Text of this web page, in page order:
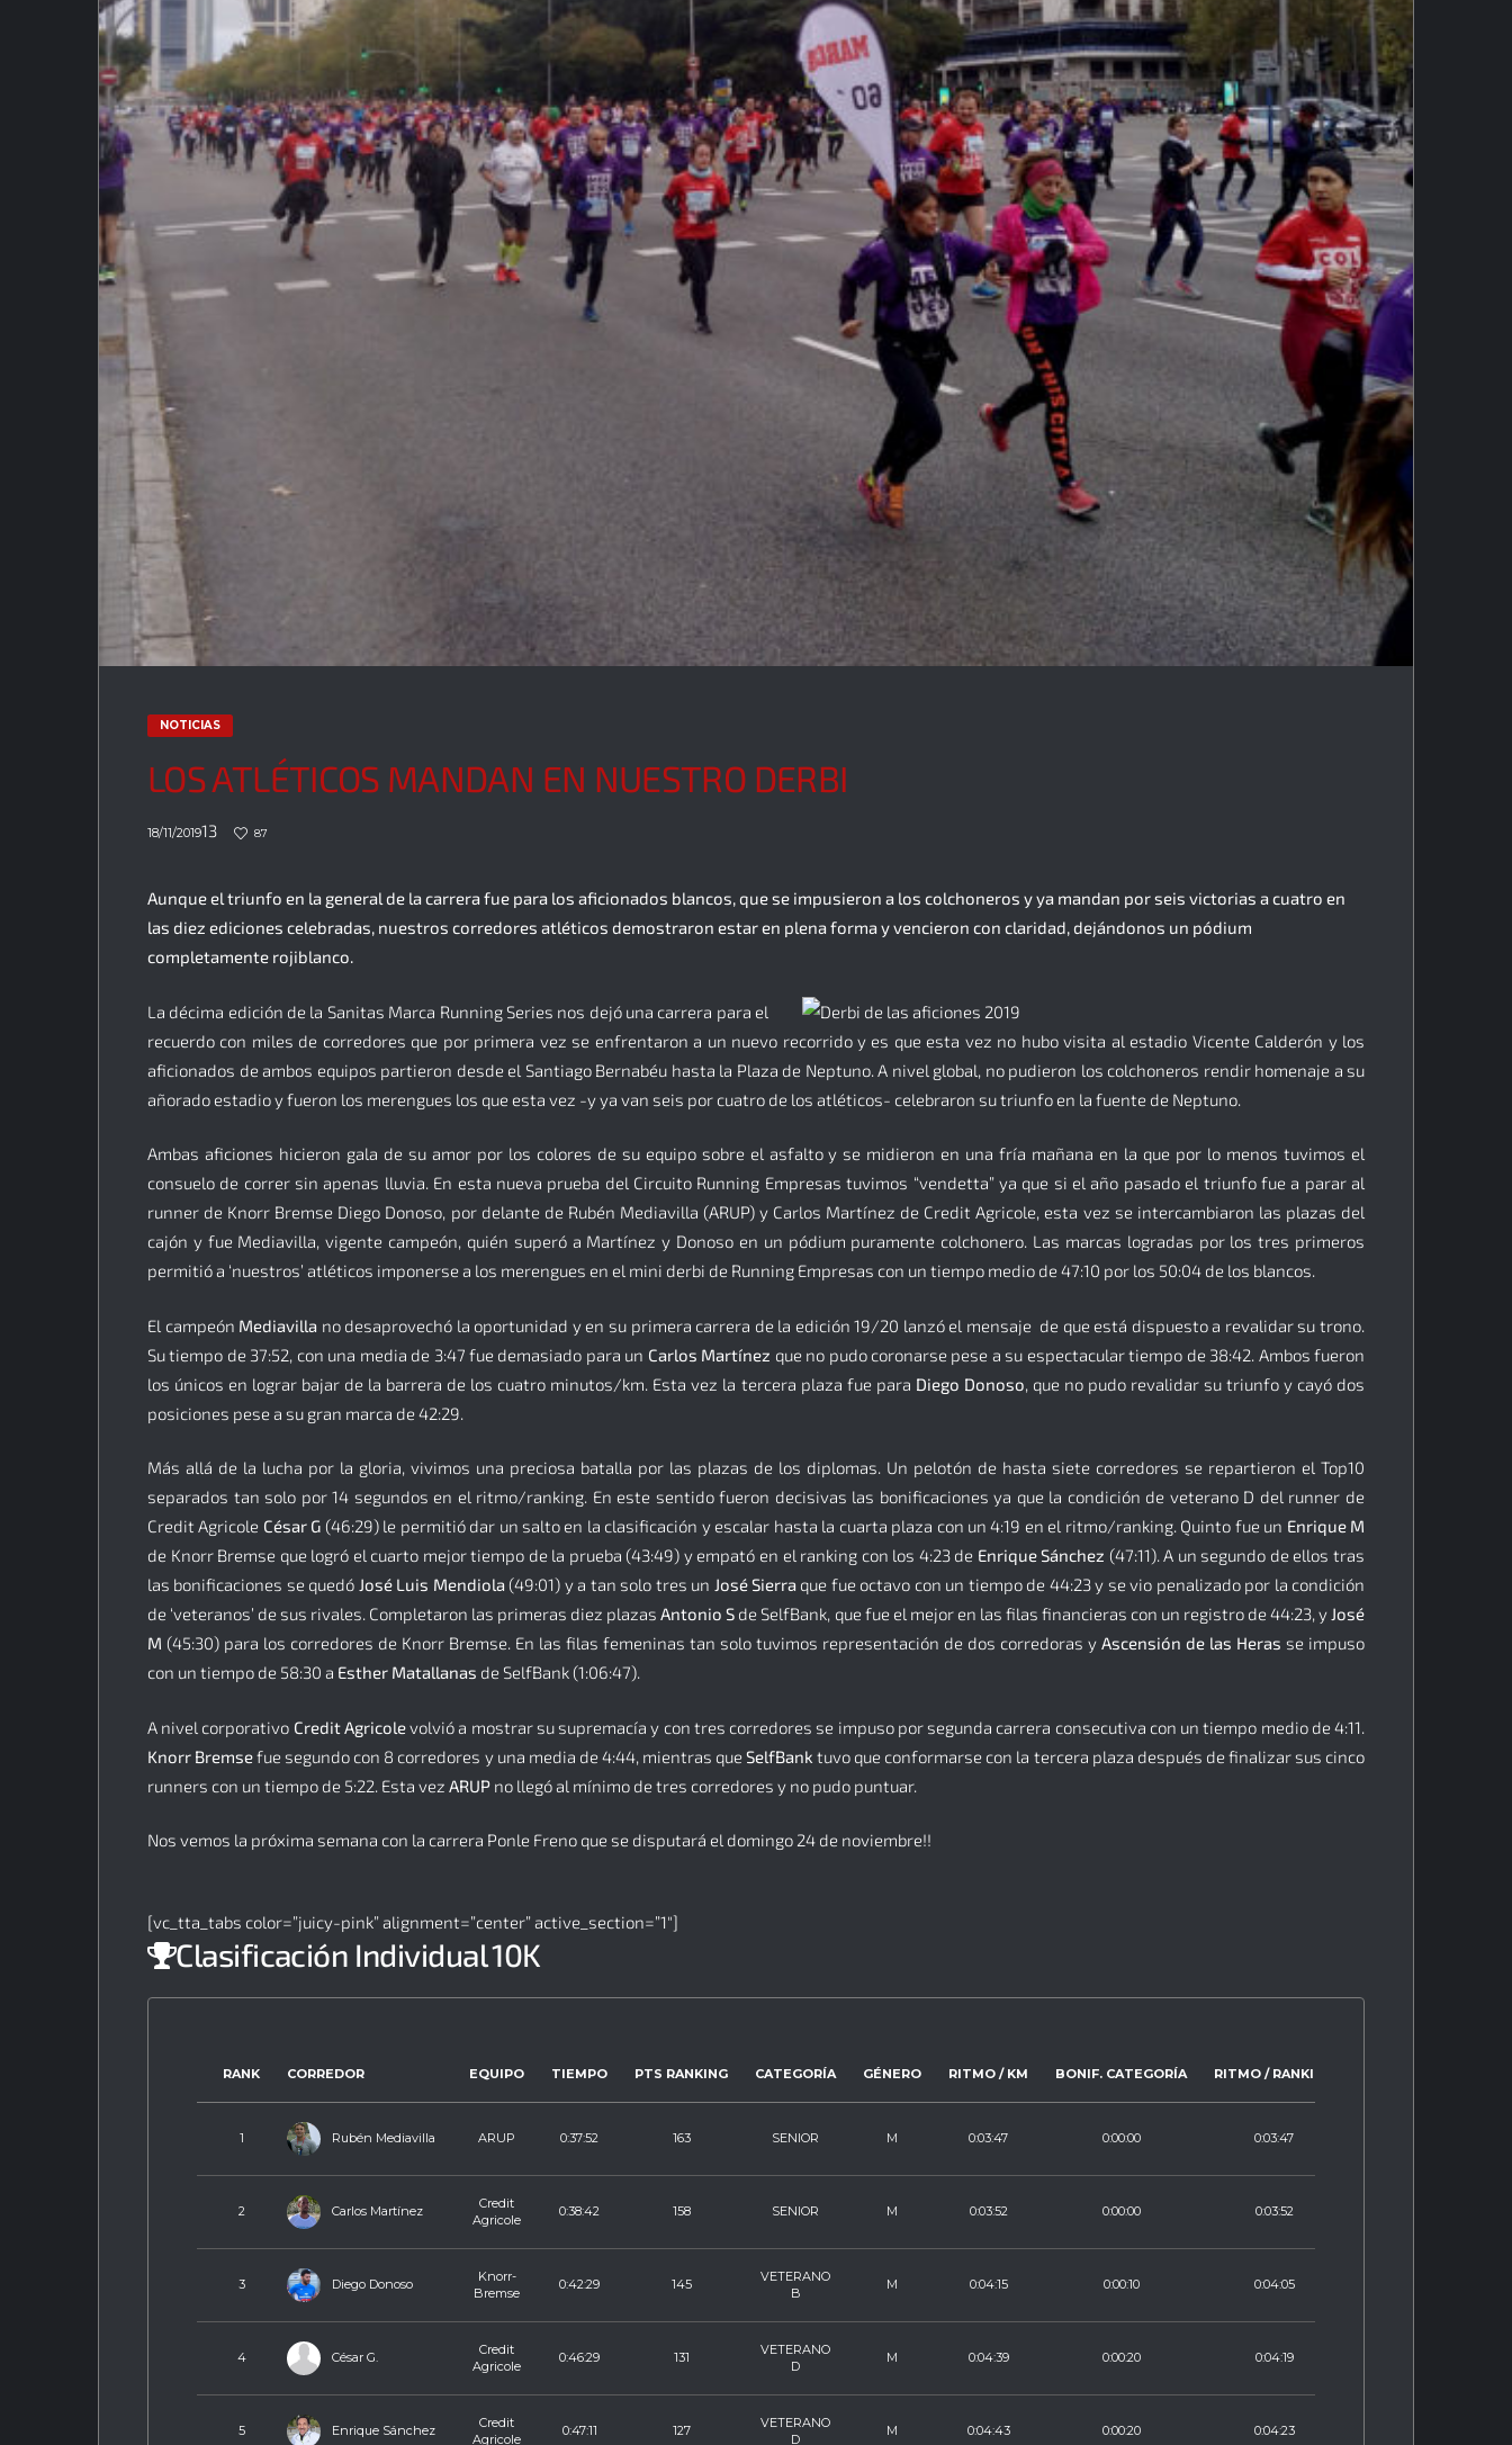
NOTICIAS
LOS ATLÉTICOS MANDAN EN NUESTRO DERBI
18/11/201913 87
Aunque el triunfo en la general de la carrera fue para los aficionados blancos, que se impusieron a los colchoneros y ya mandan por seis victorias a cuatro en
las diez ediciones celebradas, nuestros corredores atléticos demostraron estar en plena forma y vencieron con claridad, dejándonos un pódium
completamente rojiblanco.
La décima edición de la Sanitas Marca Running Series nos dejó una carrera para el
recuerdo con miles de corredores que por primera vez se enfrentaron a un nuevo recorrido y es que esta vez no hubo visita al estadio Vicente Calderón y los
aficionados de ambos equipos partieron desde el Santiago Bernabéu hasta la Plaza de Neptuno. A nivel global, no pudieron los colchoneros rendir homenaje a su
añorado estadio y fueron los merengues los que esta vez -y ya van seis por cuatro de los atléticos- celebraron su triunfo en la fuente de Neptuno.
Ambas aficiones hicieron gala de su amor por los colores de su equipo sobre el asfalto y se midieron en una fría mañana en la que por lo menos tuvimos el
consuelo de correr sin apenas lluvia. En esta nueva prueba del Circuito Running Empresas tuvimos “vendetta” ya que si el año pasado el triunfo fue a parar al
runner de Knorr Bremse Diego Donoso, por delante de Rubén Mediavilla (ARUP) y Carlos Martínez de Credit Agricole, esta vez se intercambiaron las plazas del
cajón y fue Mediavilla, vigente campeón, quién superó a Martínez y Donoso en un pódium puramente colchonero. Las marcas logradas por los tres primeros
permitió a ‘nuestros’ atléticos imponerse a los merengues en el mini derbi de Running Empresas con un tiempo medio de 47:10 por los 50:04 de los blancos.
El campeón Mediavilla no desaprovechó la oportunidad y en su primera carrera de la edición 19/20 lanzó el mensaje de que está dispuesto a revalidar su trono.
Su tiempo de 37:52, con una media de 3:47 fue demasiado para un Carlos Martínez que no pudo coronarse pese a su espectacular tiempo de 38:42. Ambos fueron
los únicos en lograr bajar de la barrera de los cuatro minutos/km. Esta vez la tercera plaza fue para Diego Donoso, que no pudo revalidar su triunfo y cayó dos
posiciones pese a su gran marca de 42:29.
Más allá de la lucha por la gloria, vivimos una preciosa batalla por las plazas de los diplomas. Un pelotón de hasta siete corredores se repartieron el Top10
separados tan solo por 14 segundos en el ritmo/ranking. En este sentido fueron decisivas las bonificaciones ya que la condición de veterano D del runner de
Credit Agricole César G (46:29) le permitió dar un salto en la clasificación y escalar hasta la cuarta plaza con un 4:19 en el ritmo/ranking. Quinto fue un Enrique M
de Knorr Bremse que logró el cuarto mejor tiempo de la prueba (43:49) y empató en el ranking con los 4:23 de Enrique Sánchez (47:11). A un segundo de ellos tras
las bonificaciones se quedó José Luis Mendiola(49:01) y a tan solo tres un José Sierra que fue octavo con un tiempo de 44:23 y se vio penalizado por la condición
de ‘veteranos’ de sus rivales. Completaron las primeras diez plazasAntonio S de SelfBank, que fue el mejor en las filas financieras con un registro de 44:23, y José
M (45:30) para los corredores de Knorr Bremse. En las filas femeninas tan solo tuvimos representación de dos corredoras y Ascensión de las Heras se impuso
con un tiempo de 58:30 a Esther Matallanas de SelfBank (1:06:47).
A nivel corporativo Credit Agricolevolvió a mostrar su supremacía y con tres corredores se impuso por segunda carrera consecutiva con un tiempo medio de 4:11.
Knorr Bremsefue segundo con 8 corredores y una media de 4:44, mientras queSelfBank tuvo que conformarse con la tercera plaza después de finalizar sus cinco
runners con un tiempo de 5:22. Esta vez ARUP no llegó al mínimo de tres corredores y no pudo puntuar.
Nos vemos la próxima semana con la carrera Ponle Freno que se disputará el domingo 24 de noviembre!!
[vc_tta_tabs color=”juicy-pink” alignment=”center” active_section=”1″]
Clasificación Individual 10K
RANK CORREDOR EQUIPO TIEMPO PTS RANKING CATEGORÍA GÉNERO RITMO / KM BONIF. CATEGORÍA RITMO / RANKING
1 Rubén Mediavilla ARUP 0:37:52 163 SENIOR M 0:03:47 0:00:00 0:03:47
2 Carlos Martínez
Credit
Agricole
0:38:42 158 SENIOR M 0:03:52 0:00:00 0:03:52
3 Diego Donoso
Knorr-
Bremse
0:42:29 145
VETERANO
B
M 0:04:15 0:00:10 0:04:05
4 César G.
Credit
Agricole
0:46:29 131
VETERANO
D
M 0:04:39 0:00:20 0:04:19
5 Enrique Sánchez
Credit
Agricole
0:47:11 127
VETERANO
D
M 0:04:43 0:00:20 0:04:23